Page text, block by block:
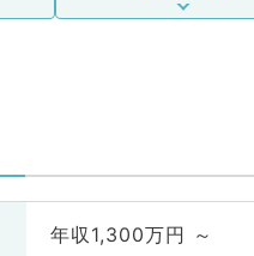
年収1,300万円 ～